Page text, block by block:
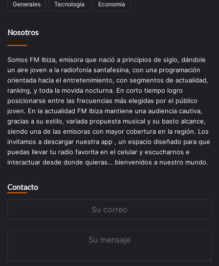
Generales Tecnología Economía
Nosotros
Somos FM Ibiza, emisora que nació a principios de siglo, dándole
un aire joven a la radiofonía santafesina, con una programación
orientada hacia el entretenimiento, con segmentos de actualidad,
ranking, y toda la movida nocturna. En corto tiempo logro
posicionarse entre las frecuencias más elegidas por el público
joven. En la actualidad FM Ibiza mantiene una audiencia cautiva,
gracias a su estilo, variada propuesta musical y su basto alcance,
siendo una de las emisoras con mayor cobertura en la región. Los
invitamos a descargar nuestra app , un espacio diseñado para que
puedas llevar tu radio favorita en el celular y escucharnos e
interactuar desde donde quieras… bienvenidos a nuestro mundo.
Contacto